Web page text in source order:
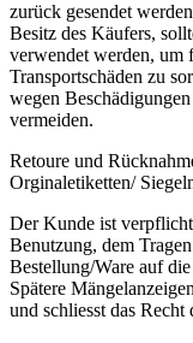
zurück gesendet
Besitz des Käufers,
verwendet werden, um
Transportschäden zu
wegen
vermeiden.
Retoure und
Orginaletiketten/
Der Kunde ist
Benutzung, dem
Bestellung/Ware auf
Spätere
und schliesst das